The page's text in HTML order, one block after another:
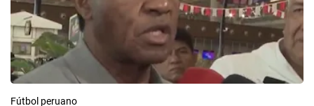
Fútbol peruano